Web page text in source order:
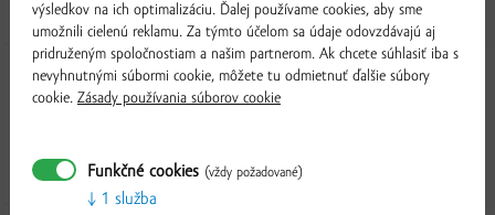
EVIČKINE DOBROTY
výsledkov na ich optimalizáciu. Ďalej používame cookies, aby sme
umožnili cielenú reklamu. Za týmto účelom sa údaje odovzdávajú aj
pridruženým spoločnostiam a našim partnerom. Ak chcete súhlasiť iba s
nevyhnutnými súbormi cookie, môžete tu odmietnuť ďalšie súbory
cookie. Zásady používania súborov cookie
Funkčné cookies (vždy požadované)
1 služba